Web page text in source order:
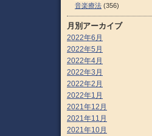
音楽療法 (356)
月別アーカイブ
2022年6月
2022年5月
2022年4月
2022年3月
2022年2月
2022年1月
2021年12月
2021年11月
2021年10月